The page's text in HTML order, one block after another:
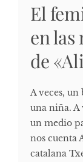
El
en
de
A veces,
una niña. A
un medio
nos cuenta
catalana